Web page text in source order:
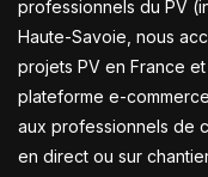
professionnels du PV
Haute-Savoie, nous
projets PV en France
plateforme e-
aux professionnels de
en direct ou sur